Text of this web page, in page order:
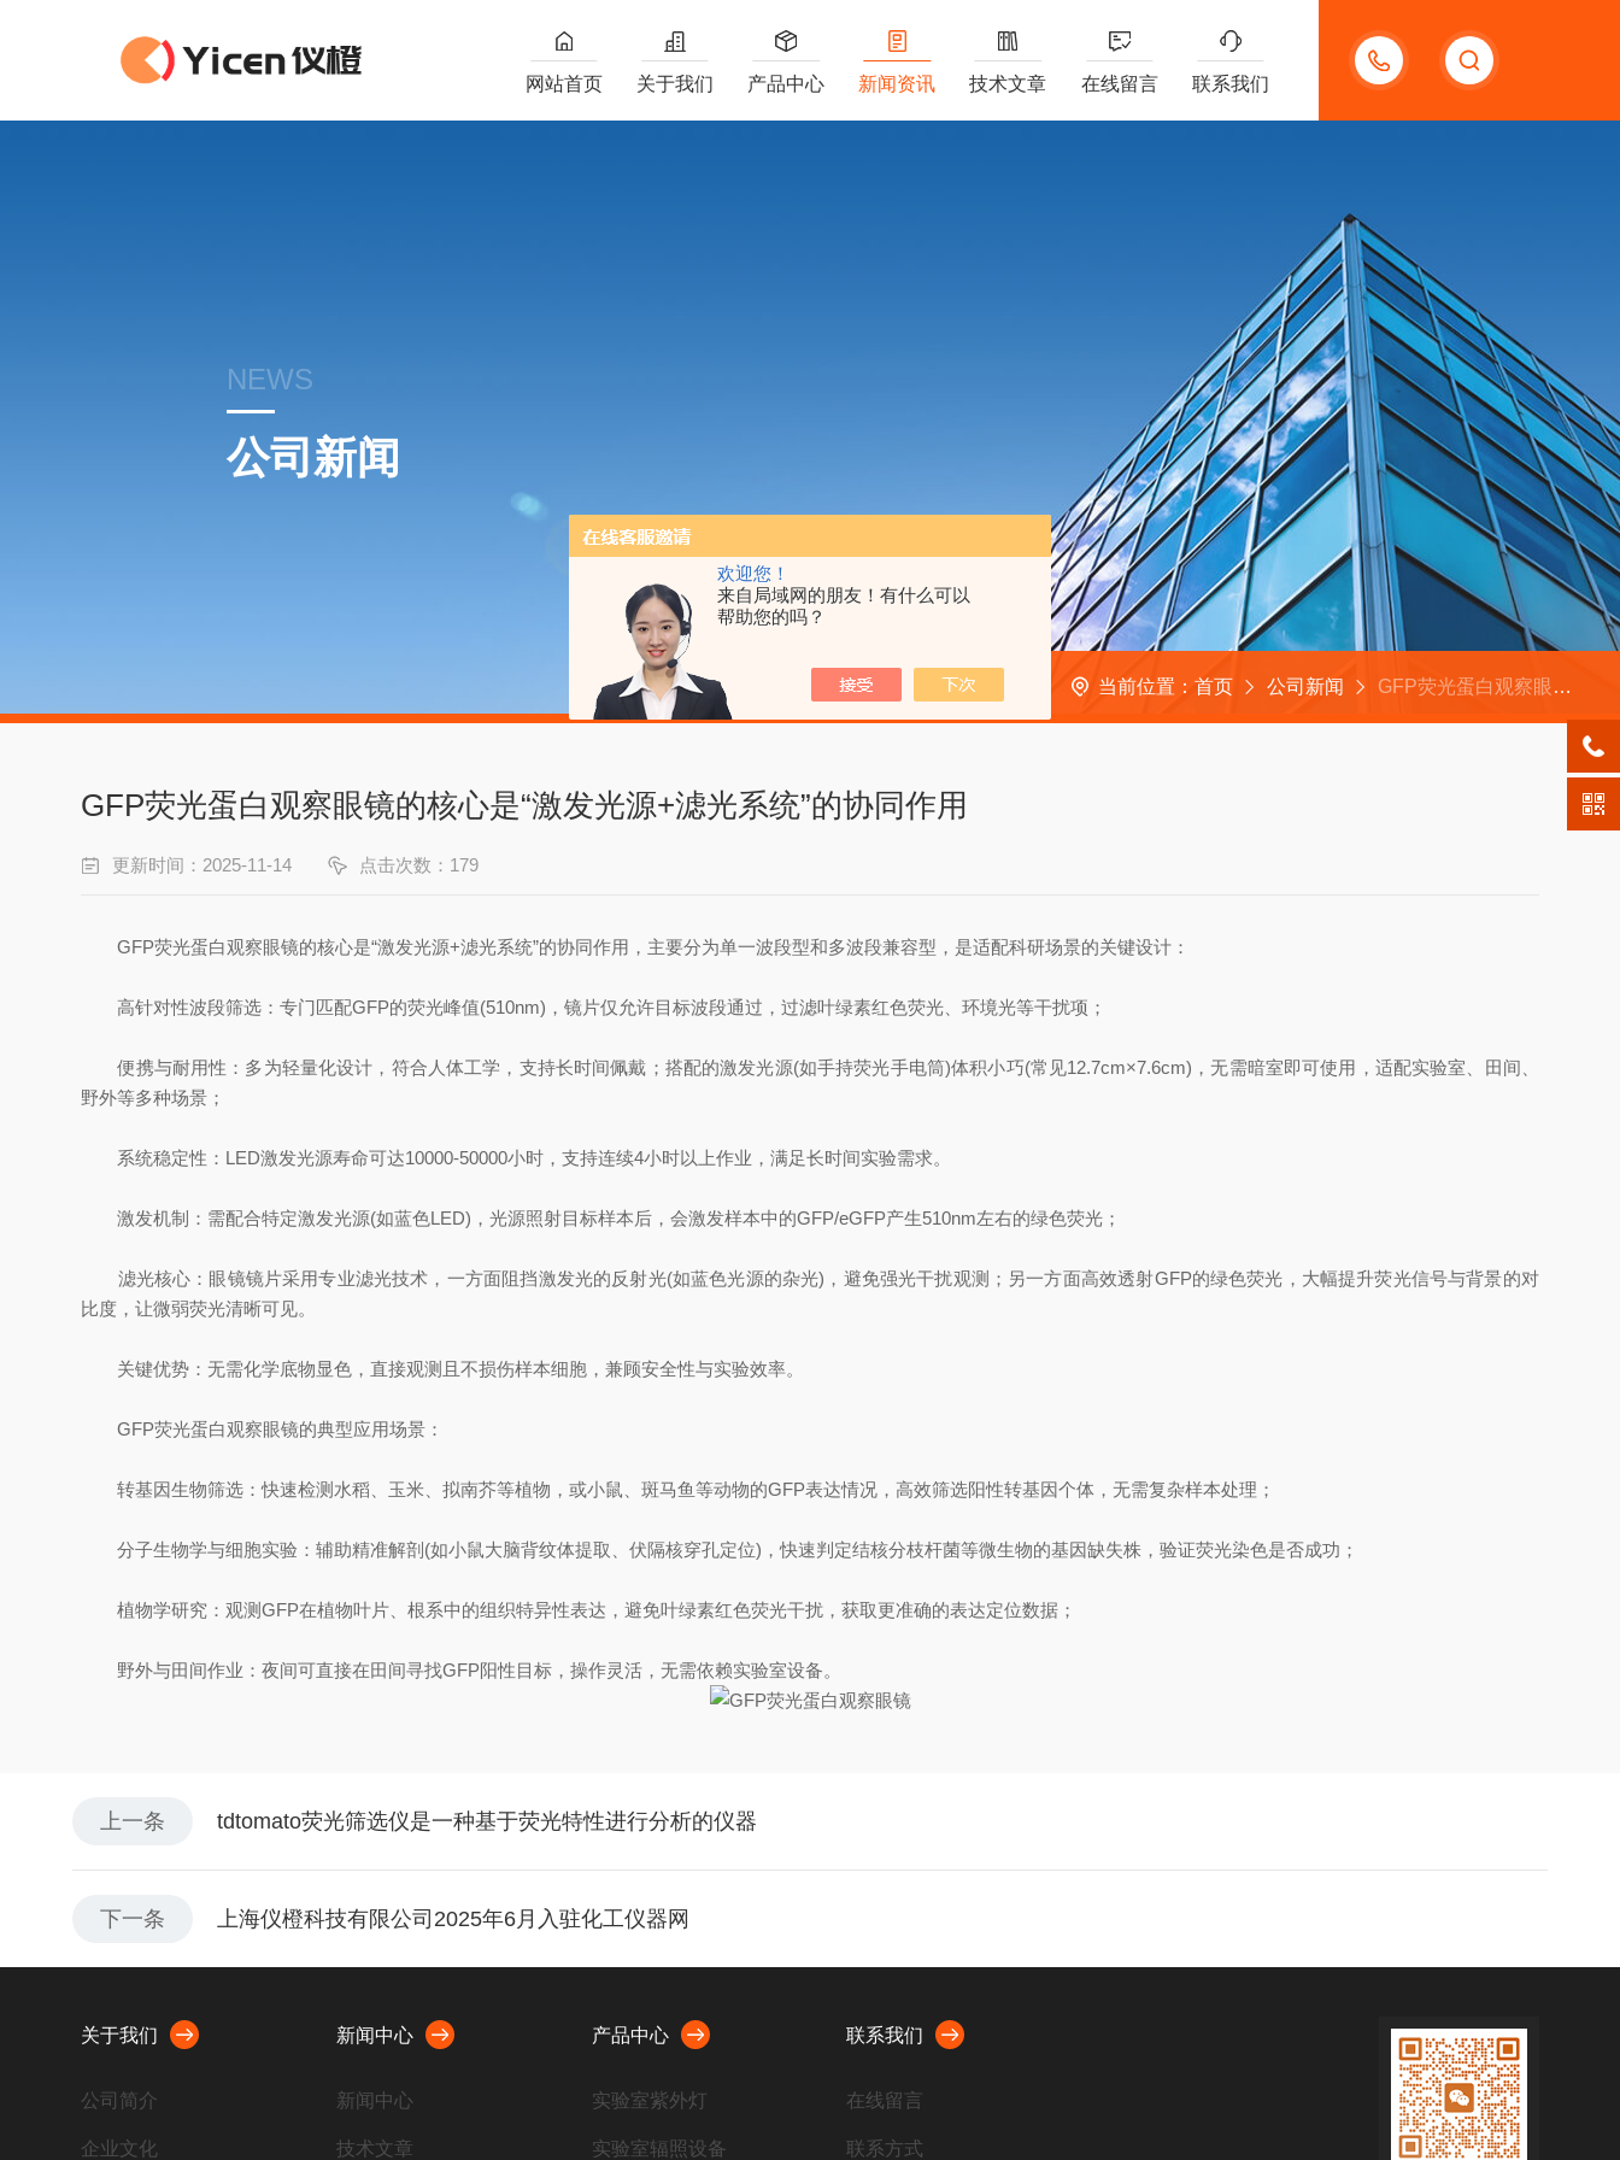
欢迎您！
来自局域网的朋友！有什么可以
帮助您的吗？
15300785991
网站首页 关于我们 产品中心 新闻资讯 技术文章 在线留言 联系我们
NEWS
公司新闻
当前位置： 首页 公司新闻 GFP荧光蛋白观察眼镜的核心是“激发光源+滤光系统”的协同作用
GFP荧光蛋白观察眼镜的核心是“激发光源+滤光系统”的协同作用
更新时间：2025-11-14 点击次数：179
GFP荧光蛋白观察眼镜的核心是“激发光源+滤光系统”的协同作用，主要分为单一波段型和多波段兼容型，是适配科研场景的关键设计：
高针对性波段筛选：专门匹配GFP的荧光峰值(510nm)，镜片仅允许目标波段通过，过滤叶绿素红色荧光、环境光等干扰项；
便携与耐用性：多为轻量化设计，符合人体工学，支持长时间佩戴；搭配的激发光源(如手持荧光手电筒)体积小巧(常见12.7cm×7.6cm)，无需暗室即可使用，适配实验室、田间、
野外等多种场景；
系统稳定性：LED激发光源寿命可达10000-50000小时，支持连续4小时以上作业，满足长时间实验需求。
激发机制：需配合特定激发光源(如蓝色LED)，光源照射目标样本后，会激发样本中的GFP/eGFP产生510nm左右的绿色荧光；
滤光核心：眼镜镜片采用专业滤光技术，一方面阻挡激发光的反射光(如蓝色光源的杂光)，避免强光干扰观测；另一方面高效透射GFP的绿色荧光，大幅提升荧光信号与背景的对
比度，让微弱荧光清晰可见。
关键优势：无需化学底物显色，直接观测且不损伤样本细胞，兼顾安全性与实验效率。
GFP荧光蛋白观察眼镜的典型应用场景：
转基因生物筛选：快速检测水稻、玉米、拟南芥等植物，或小鼠、斑马鱼等动物的GFP表达情况，高效筛选阳性转基因个体，无需复杂样本处理；
分子生物学与细胞实验：辅助精准解剖(如小鼠大脑背纹体提取、伏隔核穿孔定位)，快速判定结核分枝杆菌等微生物的基因缺失株，验证荧光染色是否成功；
植物学研究：观测GFP在植物叶片、根系中的组织特异性表达，避免叶绿素红色荧光干扰，获取更准确的表达定位数据；
野外与田间作业：夜间可直接在田间寻找GFP阳性目标，操作灵活，无需依赖实验室设备。
上一条 tdtomato荧光筛选仪是一种基于荧光特性进行分析的仪器
下一条 上海仪橙科技有限公司2025年6月入驻化工仪器网
关于我们
公司简介
企业文化
新闻中心
新闻中心
技术文章
产品中心
实验室紫外灯
实验室辐照设备
联系我们
在线留言
联系方式